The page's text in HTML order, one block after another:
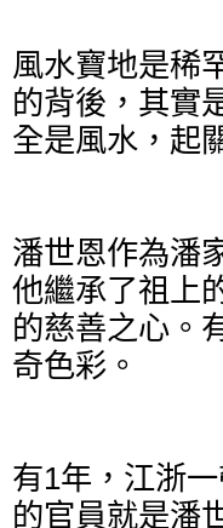
風水寶地是稀
的背後，其實
全是風水，起
潘世恩作為潘
他繼承了祖上
的慈善之心。
奇色彩。
有1年，江浙
的官員就是潘